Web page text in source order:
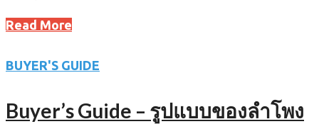
Read More
BUYER'S GUIDE
Buyer’s Guide – รูปแบบของลำโพง